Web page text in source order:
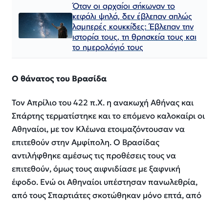
Όταν οι αρχαίοι σήκωναν το
κεφάλι ψηλά, δεν έβλεπαν απλώς
λαμπερές κουκκίδες: Έβλεπαν την
ιστορία τους, τη θρησκεία τους και
το ημερολόγιό τους
Ο θάνατος του Βρασίδα
Τον Απρίλιο του 422 π.Χ. η ανακωχή Αθήνας και
Σπάρτης τερματίστηκε και το επόμενο καλοκαίρι οι
Αθηναίοι, με τον Κλέωνα ετοιμαζόντουσαν να
επιτεθούν στην Αμφίπολη. Ο Βρασίδας
αντιλήφθηκε αμέσως τις προθέσεις τους να
επιτεθούν, όμως τους αιφνιδίασε με ξαφνική
έφοδο. Ενώ οι Αθηναίοι υπέστησαν πανωλεθρία,
από τους Σπαρτιάτες σκοτώθηκαν μόνο επτά, από